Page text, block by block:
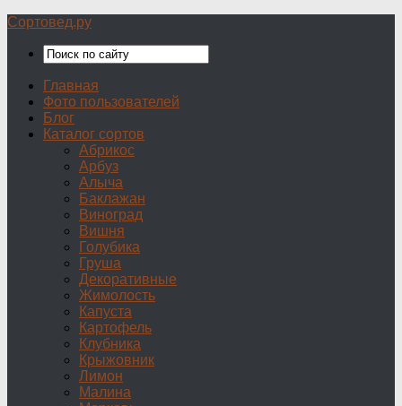
Сортовед.ру
Главная
Фото пользователей
Блог
Каталог сортов
Абрикос
Арбуз
Алыча
Баклажан
Виноград
Вишня
Голубика
Груша
Декоративные
Жимолость
Капуста
Картофель
Клубника
Крыжовник
Лимон
Малина